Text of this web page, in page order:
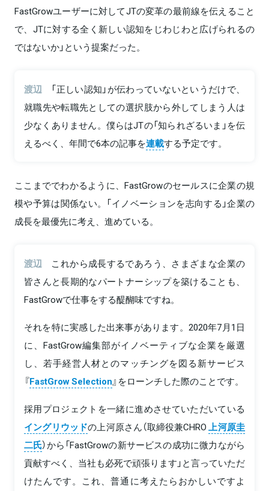
FastGrowユーザーに対してJTの変革の最前線を伝えること
で、JTに対する全く新しい認知をじわじわと広げられるの
ではないか」という提案だった。
渡辺
「正しい認知」が伝わっていないというだけで、
就職先や転職先としての選択肢から外してしまう人は
少なくありません。僕らはJTの「知られざるいま」を伝
えるべく、年間で6本の記事を連載する予定です。
ここまででわかるように、FastGrowのセールスに企業の規
模や予算は関係ない。「イノベーションを志向する」企業の
成長を最優先に考え、進めている。
渡辺
これから成長するであろう、さまざまな企業の
皆さんと長期的なパートナーシップを築けることも、
FastGrowで仕事をする醍醐味ですね。
それを特に実感した出来事があります。2020年7月1日
に、FastGrow編集部がイノベーティブな企業を厳選
し、若手経営人材とのマッチングを図る新サービス
『FastGrow Selection』をローンチした際のことです。
採用プロジェクトを一緒に進めさせていただいている
イングリウッドの上河原さん（取締役兼CHRO上河原圭
二氏）から「FastGrowの新サービスの成功に微力ながら
貢献すべく、当社も必死で頑張ります」と言っていただ
けたんです。これ、普通に考えたらおかしいですよ